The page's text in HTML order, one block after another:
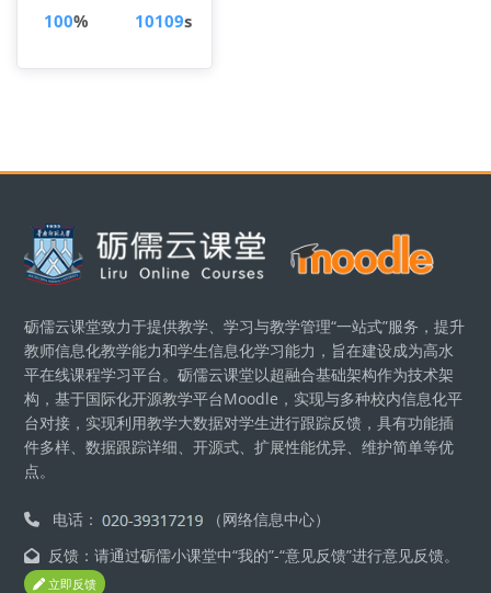
100%
10109s
Blocs
砺儒云课堂致力于提供教学、学习与教学管理“一站式”服务，提升
教师信息化教学能力和学生信息化学习能力，旨在建设成为高水
平在线课程学习平台。砺儒云课堂以超融合基础架构作为技术架
构，基于国际化开源教学平台Moodle，实现与多种校内信息化平
台对接，实现利用教学大数据对学生进行跟踪反馈，具有功能插
件多样、数据跟踪详细、开源式、扩展性能优异、维护简单等优
点。
电话：
（网络信息中心）
反馈：请通过砺儒小课堂中“我的”-“意见反馈”进行意见反馈。
立即反馈